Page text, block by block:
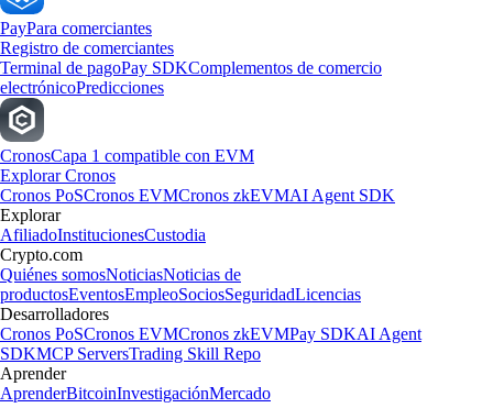
PayPara comerciantes
Registro de comerciantes
Terminal de pagoPay SDKComplementos de comercio
electrónicoPredicciones
CronosCapa 1 compatible con EVM
Explorar Cronos
Cronos PoSCronos EVMCronos zkEVMAI Agent SDK
Explorar
AfiliadoInstitucionesCustodia
Crypto.com
Quiénes somosNoticiasNoticias de
productosEventosEmpleoSociosSeguridadLicencias
Desarrolladores
Cronos PoSCronos EVMCronos zkEVMPay SDKAI Agent
SDKMCP ServersTrading Skill Repo
Aprender
AprenderBitcoinInvestigaciónMercado